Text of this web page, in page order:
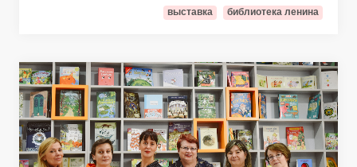
выставка библиотека ленина